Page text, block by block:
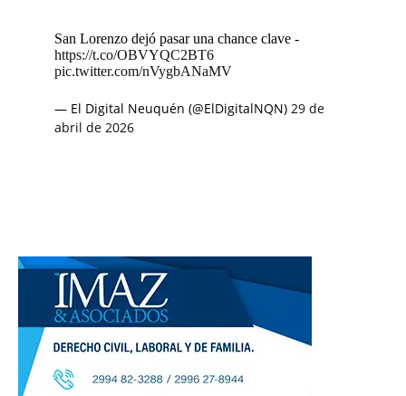
San Lorenzo dejó pasar una chance clave -
https://t.co/OBVYQC2BT6
pic.twitter.com/nVygbANaMV
— El Digital Neuquén (@ElDigitalNQN) 29 de
abril de 2026